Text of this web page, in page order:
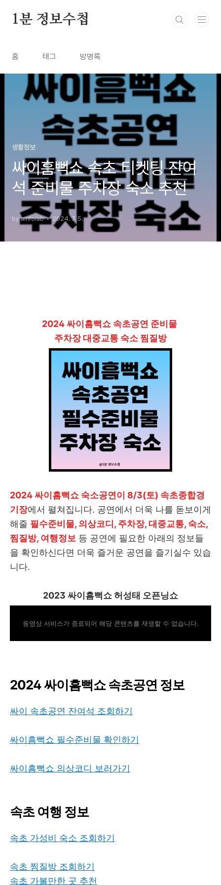
1분 정보수첩
홈 태그 방명록
생활정보
싸이흠뻑쇼 속초 티켓팅 잔여
석 준비물 주차장 숙소 추천
by ainfolab 2024. 7. 5.
2024 싸이흠뻑쇼 속초공연 준비물
주차장 대중교통 숙소 찜질방
2024 싸이흠뻑쇼 숙소공연이 8/3(토) 속초종합경
기장에서 펼쳐집니다. 공연에서 더욱 나를 돋보이게
해줄 필수준비물, 의상코디, 주차장, 대중교통, 숙소,
찜질방, 여행정보 등 공연에 필요한 아래의 정보들
을 확인하신다면 더욱 즐거운 공연을 즐기실수 있습
니다.
2023 싸이흠뻑쇼 허성태 오픈닝쇼
동영상 서비스가 종료되어 해당 콘텐츠를 재생할 수 없습니다.
2024 싸이흠뻑쇼 속초공연 정보
싸이 속초공연 잔여석 조회하기
싸이흠뻑쇼 필수준비물 확인하기
싸이흠뻑쇼 의상코디 보러가기
속초 여행 정보
속초 가성비 숙소 조회하기
속초 찜질방 조회하기
속초 가볼만한 곳 추천